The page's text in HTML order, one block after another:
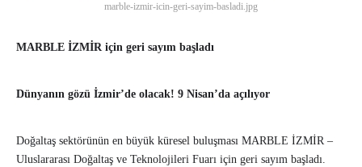
marble-izmir-icin-geri-sayim-basladi.jpg
MARBLE İZMİR için geri sayım başladı
Dünyanın gözü İzmir’de olacak! 9 Nisan’da açılıyor
Doğaltaş sektörünün en büyük küresel buluşması MARBLE İZMİR –
Uluslararası Doğaltaş ve Teknolojileri Fuarı için geri sayım başladı.